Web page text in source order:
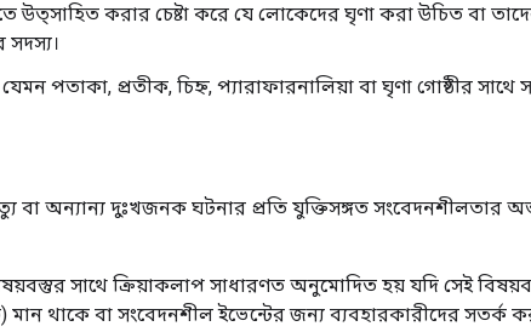
উত্সাহিত করার চেষ্টা করে যে লোকেদের ঘৃণা করা উচিত বা
সদস্য।
যেমন পতাকা, প্রতীক, চিহ্ন, প্যারাফারনালিয়া বা ঘৃণা গোষ্ঠীর
বা অন্যান্য দুঃখজনক ঘটনার প্রতি যুক্তিসঙ্গত সংবেদনশীলতার
সাথে ক্রিয়াকলাপ সাধারণত অনুমোদিত হয় যদি সেই
মান থাকে বা সংবেদনশীল ইভেন্টের জন্য ব্যবহারকারীদের সতর্ক